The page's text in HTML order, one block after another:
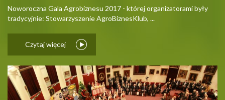
Noworoczna Gala Agrobiznesu 2017 - której organizatorami były
tradycyjnie: Stowarzyszenie AgroBiznesKlub, ...
Czytaj więcej